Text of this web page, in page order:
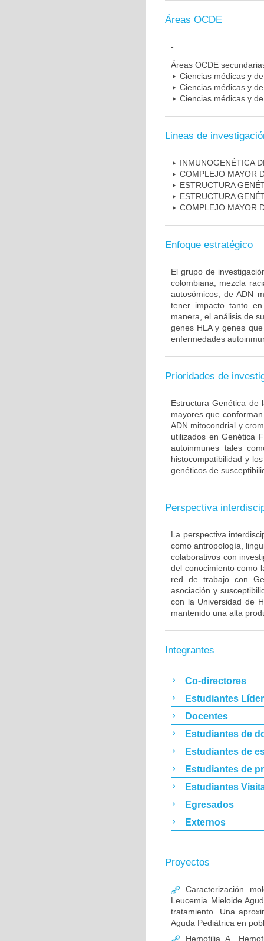
Áreas OCDE
-
Áreas OCDE
Ciencias médicas y
Ciencias médicas y
Ciencias médicas y
Lineas de
INMUNOGENÉTICA
COMPLEJO MAYOR
ESTRUCTURA
ESTRUCTURA
COMPLEJO MAYOR
Enfoque estratégico
El grupo de
colombiana, mezcla
autosómicos, de ADN
tener impacto tanto
manera, el análisis de
genes HLA y genes
enfermedades
Prioridades de
Estructura Genética de
mayores que
ADN mitocondrial y
utilizados en Genética
autoinmunes tales
histocompatibilidad y
genéticos de
Perspectiva
La perspectiva
como antropología,
colaborativos con
del conocimiento como
red de trabajo con
asociación y
con la Universidad de
mantenido una alta
Integrantes
Co-directores
Estudiantes
Docentes
Estudiantes de
Estudiantes de
Estudiantes de
Estudiantes
Egresados
Externos
Proyectos
Caracterización
Leucemia Mieloide
tratamiento. Una
Aguda Pediátrica en
Hemofilia A,